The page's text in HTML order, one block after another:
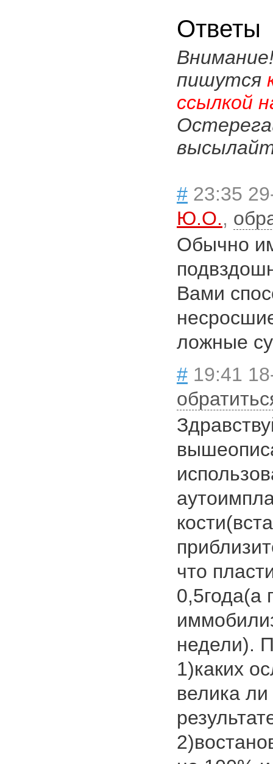
Ответы
пишутся
ссылкой
# 23:35
Ю.О.,
Обычно
Вами
ложные
# 19:41
что
0,5года(а
недели).
1)каких
велика